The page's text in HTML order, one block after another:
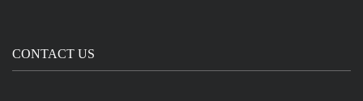
CONTACT US